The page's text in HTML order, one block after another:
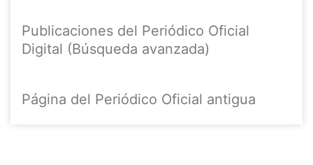
Publicaciones del Periódico Oficial
Digital (Búsqueda avanzada)
Página del Periódico Oficial antigua